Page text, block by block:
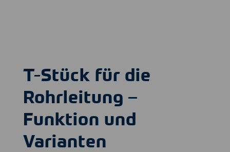
T-Stück für die
Rohrleitung –
Funktion und
Varianten